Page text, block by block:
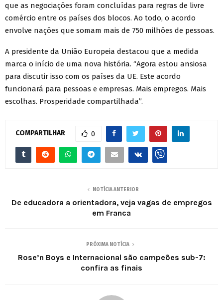
que as negociações foram concluídas para regras de livre
comércio entre os países dos blocos. Ao todo, o acordo
envolve nações que somam mais de 750 milhões de pessoas.
A presidente da União Europeia destacou que a medida
marca o início de uma nova história. “Agora estou ansiosa
para discutir isso com os países da UE. Este acordo
funcionará para pessoas e empresas. Mais empregos. Mais
escolhas. Prosperidade compartilhada”.
COMPARTILHAR 0
NOTÍCIA ANTERIOR
De educadora a orientadora, veja vagas de empregos
em Franca
PRÓXIMA NOTÍCIA
Rose’n Boys e Internacional são campeões sub-7:
confira as finais